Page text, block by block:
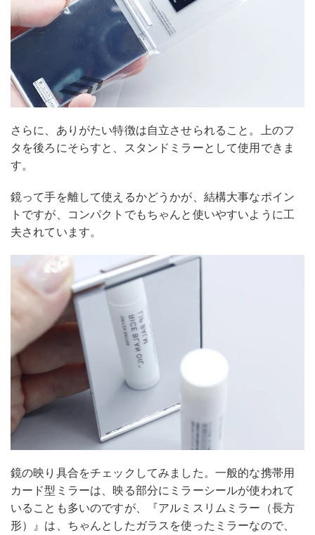
さらに、ありがたい特徴は自立させられること。上のフ
タを後ろにそらすと、スタンドミラーとして使用できま
す。
鏡って手を離して使えるかどうかが、結構大事なポイン
トですが、コンパクトでもちゃんと使いやすいように工
夫されています。
鏡の映り具合をチェックしてみました。一般的な携帯用
カード型ミラーは、映る部分にミラーシールが使われて
いることも多いのですが、『アルミスリムミラー（長方
形）』は、ちゃんとしたガラスを使ったミラーなので、